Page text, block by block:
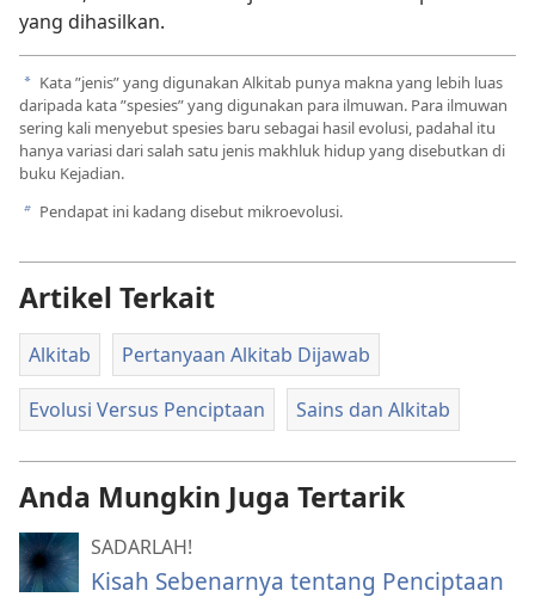
yang dihasilkan.
a Kata ”jenis” yang digunakan Alkitab punya makna yang lebih luas
daripada kata ”spesies” yang digunakan para ilmuwan. Para ilmuwan
sering kali menyebut spesies baru sebagai hasil evolusi, padahal itu
hanya variasi dari salah satu jenis makhluk hidup yang disebutkan di
buku Kejadian.
b Pendapat ini kadang disebut mikroevolusi.
Artikel Terkait
Alkitab Pertanyaan Alkitab Dijawab
Evolusi Versus Penciptaan Sains dan Alkitab
Anda Mungkin Juga Tertarik
SADARLAH!
Kisah Sebenarnya tentang Penciptaan